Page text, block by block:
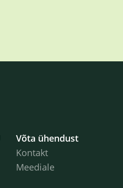
Võta ühendust
Kontakt
Meediale